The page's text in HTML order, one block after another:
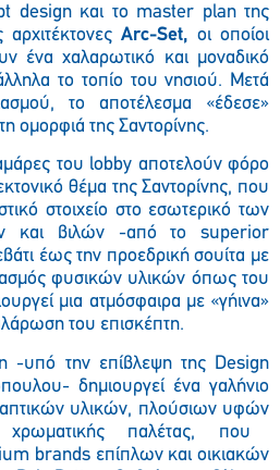
design και το master plan της
αρχιτέκτονεςArc-Set, οι οποίοι
ένα χαλαρωτικό και μοναδικό
το τοπίο του νησιού. Μετά
το αποτέλεσμα «έδεσε»
ομορφιά της Σαντορίνης.
του lobby αποτελούνφόρο
θέμα της Σαντορίνης, που
στοιχείο στο εσωτερικό των
και βιλών -από το superior
έως την προεδρική σουίτα με
φυσικών υλικών όπως του
μια ατμόσφαιρα με «γήινα»
του επισκέπτη.
-υπό την επίβλεψη της Design
δημιουργεί ένα γαλήνιο
υλικών, πλούσιωνυφών
παλέτας, που
brands επίπλων και οικιακών